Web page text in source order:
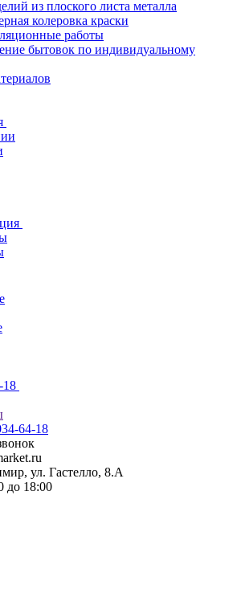
из плоского листа металла
колеровка краски
работы
бытовок по индивидуальному
18
64-18
ул. Гастелло, 8.А
до 18:00